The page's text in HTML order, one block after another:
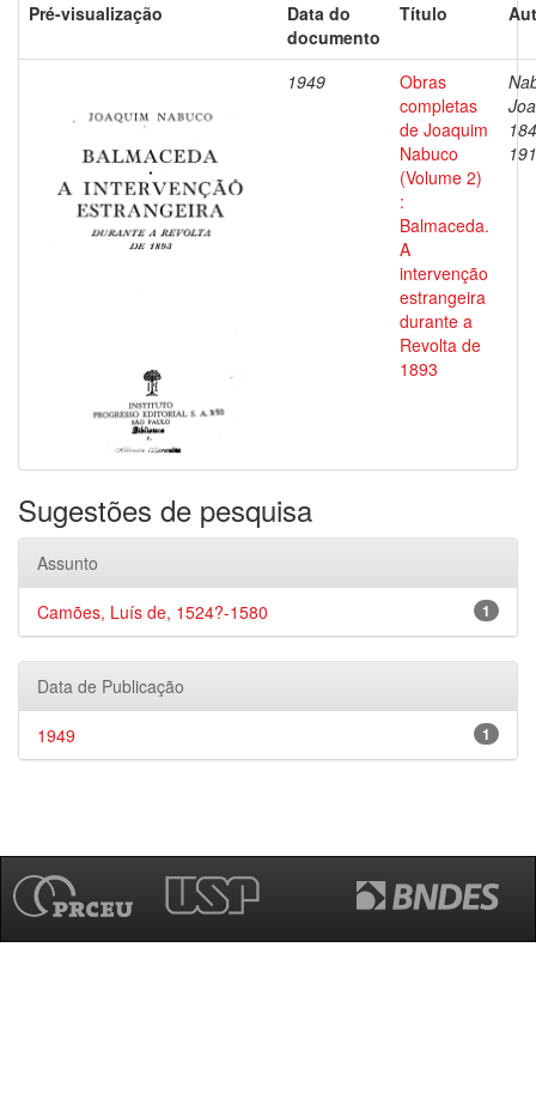
Pré-visualização
Data do
documento
Título
1949
Obras
completas
de Joaquim
Nabuco
(Volume 2)
:
Balmaceda.
A
intervenção
estrangeira
durante a
Revolta de
1893
Sugestões de pesquisa
Assunto
1
Camões, Luís de, 1524?-1580
Data de Publicação
1
1949